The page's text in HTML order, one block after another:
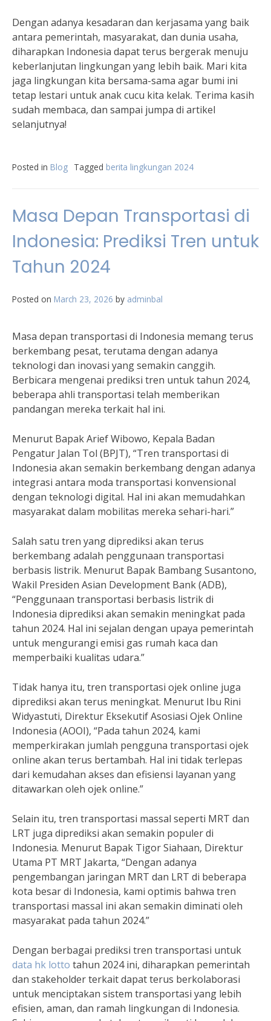
Dengan adanya kesadaran dan kerjasama yang baik
antara pemerintah, masyarakat, dan dunia usaha,
diharapkan Indonesia dapat terus bergerak menuju
keberlanjutan lingkungan yang lebih baik. Mari kita
jaga lingkungan kita bersama-sama agar bumi ini
tetap lestari untuk anak cucu kita kelak. Terima kasih
sudah membaca, dan sampai jumpa di artikel
selanjutnya!
Posted in Blog Tagged berita lingkungan 2024
Masa Depan Transportasi di
Indonesia: Prediksi Tren untuk
Tahun 2024
Posted on March 23, 2026 by adminbal
Masa depan transportasi di Indonesia memang terus
berkembang pesat, terutama dengan adanya
teknologi dan inovasi yang semakin canggih.
Berbicara mengenai prediksi tren untuk tahun 2024,
beberapa ahli transportasi telah memberikan
pandangan mereka terkait hal ini.
Menurut Bapak Arief Wibowo, Kepala Badan
Pengatur Jalan Tol (BPJT), “Tren transportasi di
Indonesia akan semakin berkembang dengan adanya
integrasi antara moda transportasi konvensional
dengan teknologi digital. Hal ini akan memudahkan
masyarakat dalam mobilitas mereka sehari-hari.”
Salah satu tren yang diprediksi akan terus
berkembang adalah penggunaan transportasi
berbasis listrik. Menurut Bapak Bambang Susantono,
Wakil Presiden Asian Development Bank (ADB),
“Penggunaan transportasi berbasis listrik di
Indonesia diprediksi akan semakin meningkat pada
tahun 2024. Hal ini sejalan dengan upaya pemerintah
untuk mengurangi emisi gas rumah kaca dan
memperbaiki kualitas udara.”
Tidak hanya itu, tren transportasi ojek online juga
diprediksi akan terus meningkat. Menurut Ibu Rini
Widyastuti, Direktur Eksekutif Asosiasi Ojek Online
Indonesia (AOOI), “Pada tahun 2024, kami
memperkirakan jumlah pengguna transportasi ojek
online akan terus bertambah. Hal ini tidak terlepas
dari kemudahan akses dan efisiensi layanan yang
ditawarkan oleh ojek online.”
Selain itu, tren transportasi massal seperti MRT dan
LRT juga diprediksi akan semakin populer di
Indonesia. Menurut Bapak Tigor Siahaan, Direktur
Utama PT MRT Jakarta, “Dengan adanya
pengembangan jaringan MRT dan LRT di beberapa
kota besar di Indonesia, kami optimis bahwa tren
transportasi massal ini akan semakin diminati oleh
masyarakat pada tahun 2024.”
Dengan berbagai prediksi tren transportasi untuk
data hk lotto tahun 2024 ini, diharapkan pemerintah
dan stakeholder terkait dapat terus berkolaborasi
untuk menciptakan sistem transportasi yang lebih
efisien, aman, dan ramah lingkungan di Indonesia.